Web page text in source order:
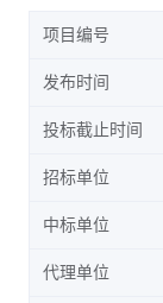
项目编号
发布时间
投标截止时间
招标单位
中标单位
代理单位